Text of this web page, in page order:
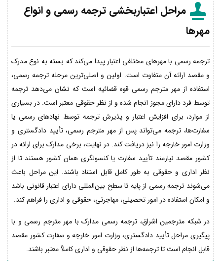
مراحل اعتباربخشی ترجمه رسمی و انواع
مهرها
ترجمه رسمی با مهرهای مختلفی اعتبار پیدا می‌کند که بسته به نوع مدرک
و مقصد ارائه آن متفاوت است. اولین و اصلی‌ترین مرحله ترجمه رسمی،
استفاده از مهر مترجم رسمی قوه قضائیه است که نشان می‌دهد ترجمه
توسط فرد دارای مجوز انجام شده و از نظر حقوقی معتبر است. در بسیاری
از موارد، برای افزایش اعتبار و پذیرش ترجمه توسط نهادهای رسمی یا
سفارت‌ها، ترجمه می‌تواند پس از مهر مترجم رسمی، تأیید دادگستری و
وزارت امور خارجه را نیز دریافت کند. در نهایت، برخی مدارک برای ارائه در
کشور مقصد نیازمند تأیید سفارت یا کنسولگری همان کشور هستند تا از
نظر اداری و حقوقی به طور کامل قابل استناد باشند. این مراحل باعث
می‌شوند ترجمه رسمی از پایه تا سطح بین‌المللی دارای اعتبار قانونی باشد
و امکان استفاده در امور تحصیلی، مهاجرتی، حقوقی و اداری را فراهم کند.
در شبکه مترجمین اشراق، ترجمه رسمی مدارک با مهر مترجم رسمی و با
پیگیری مراحل تأیید دادگستری، وزارت امور خارجه و سفارت کشور مقصد
قابل انجام است تا ترجمه‌ها از نظر حقوقی و اداری کاملاً معتبر باشند.